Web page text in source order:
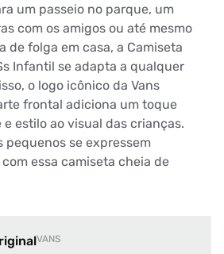
um passeio no parque, um
com os amigos ou até mesmo
de folga em casa, a Camiseta
Infantil se adapta a qualquer
o logo icônico da Vans
frontal adiciona um toque
estilo ao visual das crianças.
pequenos se expressem
essa camiseta cheia de
VANS